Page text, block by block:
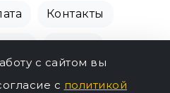
Контакты
с сайтом вы
с политикой